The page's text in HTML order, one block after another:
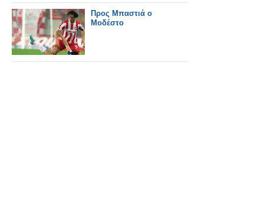
Προς Μπαστιά ο
Μοδέστο